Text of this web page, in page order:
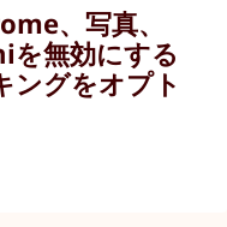
、写真、
無効にする
ングをオプト